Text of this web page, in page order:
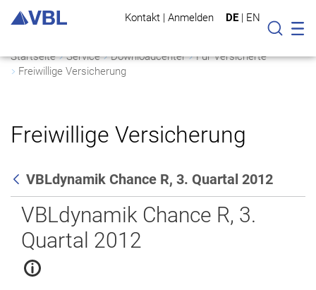
Kontakt | Anmelden DE | EN
Suche
Startseite Service Downloadcenter
Für Versicherte
Freiwillige Versicherung
Freiwillige Versicherung
Zurück
VBLdynamik Chance R, 3. Quartal 2012
VBLdynamik Chance R, 3.
Quartal 2012